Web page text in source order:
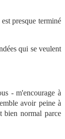
presque terminé
qui se veulent
- m'encourage à
avoir peine à
bien normal parce